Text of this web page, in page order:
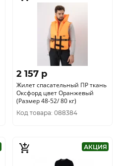
2 157 p
Жилет спасательный ПР ткань
Оксфорд цвет Оранжевый
(Размер 48-52/ 80 кг)
Код товара: 088384
АКЦИЯ